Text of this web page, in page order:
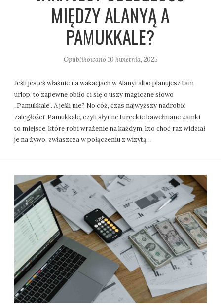
MIĘDZY ALANYĄ A
PAMUKKALE?
Opublikowano 10 kwietnia, 2025
Jeśli jesteś właśnie na wakacjach w Alanyi albo planujesz tam
urlop, to zapewne obiło ci się o uszy magiczne słowo
„Pamukkale”. A jeśli nie? No cóż, czas najwyższy nadrobić
zaległości! Pamukkale, czyli słynne tureckie bawełniane zamki,
to miejsce, które robi wrażenie na każdym, kto choć raz widział
je na żywo, zwłaszcza w połączeniu z wizytą…